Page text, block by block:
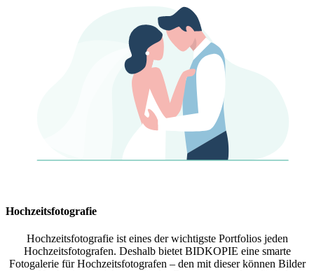
Hochzeitsfotografie
Hochzeitsfotografie ist eines der wichtigste Portfolios jeden
Hochzeitsfotografen. Deshalb bietet BIDKOPIE eine smarte
Fotogalerie für Hochzeitsfotografen – den mit dieser können Bilder